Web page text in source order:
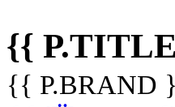
{{
{{ P.BRAND